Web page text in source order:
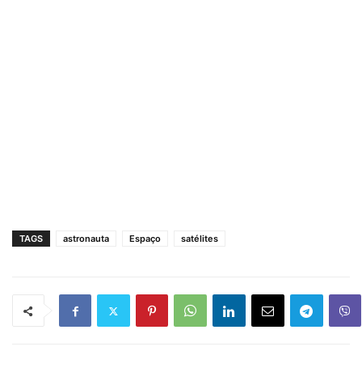
TAGS astronauta Espaço satélites